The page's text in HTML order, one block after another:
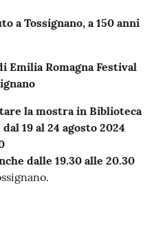
a Tossignano, a 150 anni
Emilia Romagna Festival
la mostra in Biblioteca
19 al 24 agosto 2024
dalle 19.30 alle 20.30